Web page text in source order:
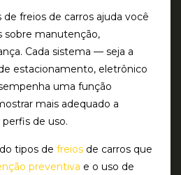
freios de carros ajuda você
sobre manutenção,
Cada sistema — seja a
estacionamento, eletrônico
uma função
mais adequado a
de uso.
tipos de freios de carros que
preventiva e o uso de